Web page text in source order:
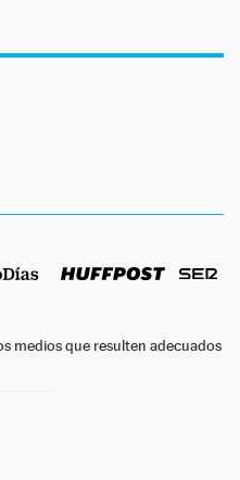
medios que resulten adecuados